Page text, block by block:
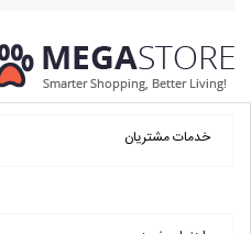
خدمات مشتریان